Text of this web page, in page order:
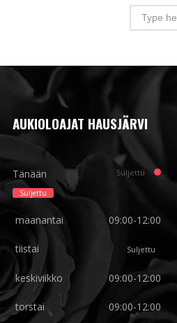
AUKIOLOAJAT HAUSJÄRVI
Tänään
Suljettu
Suljettu
maanantai 09:00-12:00
tiistai Suljettu
keskiviikko 09:00-12:00
torstai 09:00-12:00